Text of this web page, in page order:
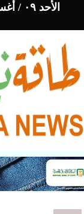
الأحد